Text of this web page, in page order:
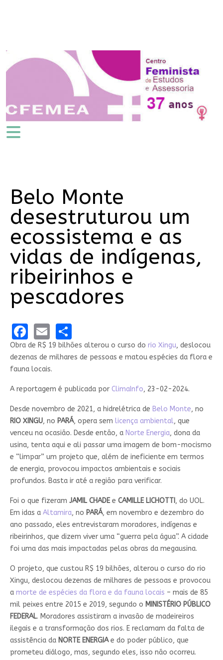
Belo Monte
desestruturou um
ecossistema e as
vidas de indígenas,
ribeirinhos e
pescadores
Facebook
EmailShare
Obra de R$ 19 bilhões alterou o curso do rio Xingu, deslocou
dezenas de milhares de pessoas e matou espécies da flora e
fauna locais.
A reportagem é publicada por ClimaInfo, 23-02-2024.
Desde novembro de 2021, a hidrelétrica de Belo Monte, no
RIO XINGU, no PARÁ, opera sem licença ambiental, que
venceu na ocasião. Desde então, a Norte Energia, dona da
usina, tenta aqui e ali passar uma imagem de bom-mocismo
e “limpar” um projeto que, além de ineficiente em termos
de energia, provocou impactos ambientais e sociais
profundos. Basta ir até a região para verificar.
Foi o que fizeram JAMIL CHADEe CAMILLE LICHOTTI , do UOL.
Em idas a Altamira, no PARÁ, em novembro e dezembro do
ano passado, eles entrevistaram moradores, indígenas e
ribeirinhos, que dizem viver uma “guerra pela água”. A cidade
foi uma das mais impactadas pelas obras da megausina.
O projeto, que custou R$ 19 bilhões, alterou o curso do rio
Xingu, deslocou dezenas de milhares de pessoas e provocou
a morte de espécies da flora e da fauna locais – mais de 85
mil peixes entre 2015 e 2019, segundo o MINISTÉRIO PÚBLICO
FEDERAL. Moradores assistiram a invasão de madeireiros
ilegais e a transformação dos rios. E reclamam da falta de
assistência da NORTE ENERGIAe do poder público, que
prometeu diálogo, mas, segundo eles, isso não ocorreu.